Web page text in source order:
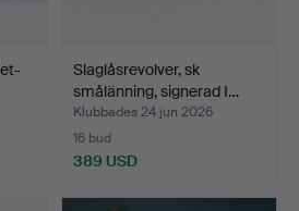
Slaglåsrevolver, sk
smålänning, signerad I…
Klubbades 24 jun 2026
16 bud
389 USD